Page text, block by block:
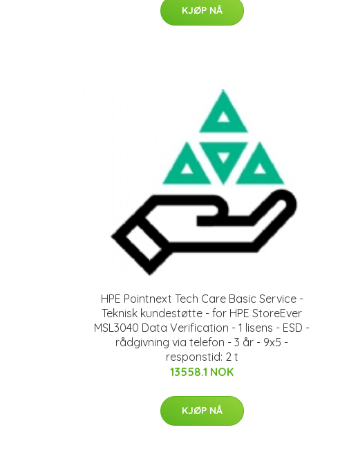
KJØP NÅ
HPE Pointnext Tech Care Basic Service -
Teknisk kundestøtte - for HPE StoreEver
MSL3040 Data Verification - 1 lisens - ESD -
rådgivning via telefon - 3 år - 9x5 -
responstid: 2 t
13558.1 NOK
KJØP NÅ